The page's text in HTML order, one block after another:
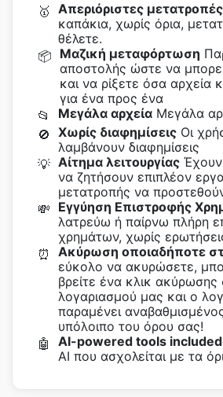
🥇 Απεριόριστες μετατροπές
καπάκια, χωρίς όρια,
θέλετε.
📦 Μαζική μεταφόρτωση
αποστολής ώστε να
και να ρίξετε όσα αρχεία
για ένα προς ένα
📂
Μεγάλα αρχεία Μεγάλα
🚫 Χωρίς διαφημίσεις Οι
λαμβάνουν διαφημίσεις
💡 Αίτημα λειτουργίας
να ζητήσουν επιπλέον
μετατροπής να
💸 Εγγύηση Επιστροφής
λατρεύω ή παίρνω πλήρη
χρημάτων, χωρίς
⏰
Ακύρωση οποιαδήποτε
εύκολο να ακυρώσετε,
βρείτε ένα κλικ ακύρωσης
λογαριασμού μας και ο
παραμένει
υπόλοιπο του όρου σας!
🤖
AI-powered tools included
ΑΙ που ασχολείται με τα